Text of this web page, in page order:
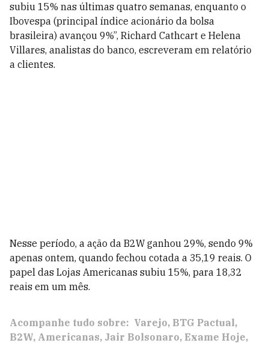
subiu 15% nas últimas quatro semanas, enquanto o
Ibovespa (principal índice acionário da bolsa
brasileira) avançou 9%”, Richard Cathcart e Helena
Villares, analistas do banco, escreveram em relatório
a clientes.
Nesse período, a ação da B2W ganhou 29%, sendo 9%
apenas ontem, quando fechou cotada a 35,19 reais. O
papel das Lojas Americanas subiu 15%, para 18,32
reais em um mês.
Acompanhe tudo sobre: Varejo BTG Pactual
B2W Americanas Jair Bolsonaro Exame Hoje